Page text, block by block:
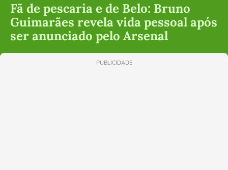
Fã de pescaria e de Belo: Bruno
Guimarães revela vida pessoal após
ser anunciado pelo Arsenal
PUBLICIDADE